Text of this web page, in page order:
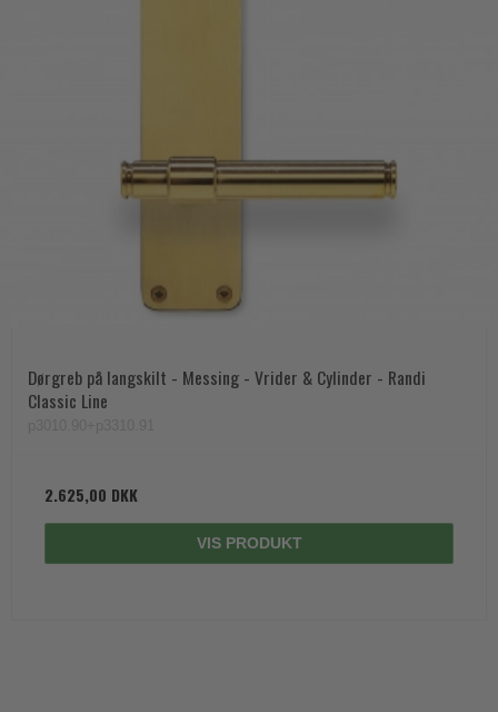
Dørgreb på langskilt - Messing - Vrider & Cylinder - Randi
Classic Line
2.625,00 DKK
VIS PRODUKT